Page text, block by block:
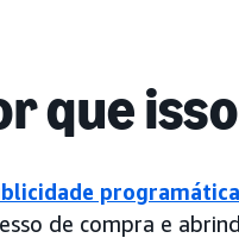
que
programática
de compra e